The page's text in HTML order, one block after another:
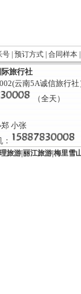
号| 预订方式| 合同样本
旅行社
云南5A诚信旅行社
（全天）
郑 小张
旅游| 丽江旅游| 梅里雪